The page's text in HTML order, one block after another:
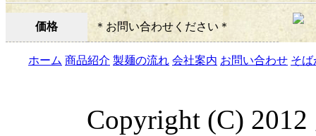
価格 ＊お問い合わせください＊
ホーム 商品紹介 製麺の流れ 会社案内 お問い合わせ そば
Copyright (C)